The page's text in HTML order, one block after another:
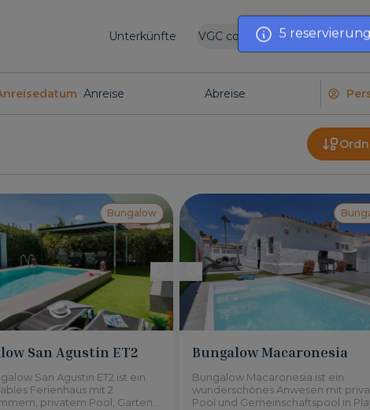
VGC collections Inserieren
Unterkünfte
Bungalow
San Agustin ET2
San Agustin ET2 ist ein
Ferienhaus mit 2
privatem Pool, Garten
Bungalow Macaronesia
Bungalow Macaronesia ist ein
wunderschönes Anwesen mit
Pool und Gemeinschaftspool in